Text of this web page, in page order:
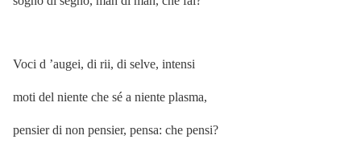
Voci d ’augei, di rii, di selve, intensi
moti del niente che sé a niente plasma,
pensier di non pensier, pensa: che pensi?